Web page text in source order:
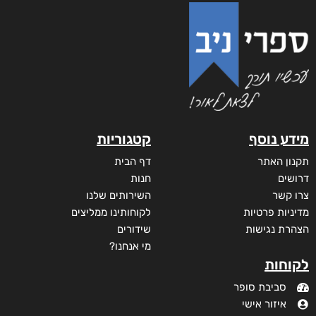
מידע נוסף
תקנון האתר
דרושים
צרו קשר
מדיניות פרטיות
הצהרת נגישות
לקוחות
סביבת סופר
איזור אישי
קטגוריות
דף הבית
חנות
השירותים שלנו
לקוחותינו ממליצים
שידורים
מי אנחנו?